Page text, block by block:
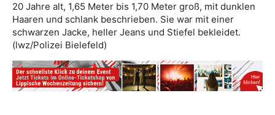
20 Jahre alt, 1,65 Meter bis 1,70 Meter groß, mit dunklen
Haaren und schlank beschrieben. Sie war mit einer
schwarzen Jacke, heller Jeans und Stiefel bekleidet.
(lwz/Polizei Bielefeld)